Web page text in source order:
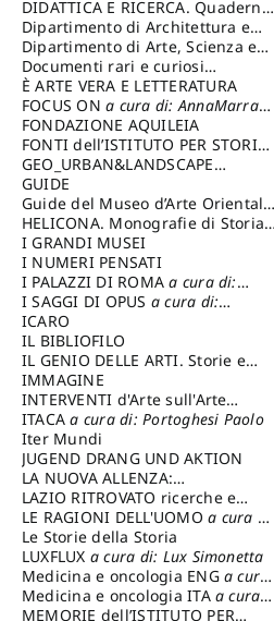
TECNOLOGICAa cura di: Vallicelli
Andrea
DIDATTICA E RICERCA. Quaderni
della Scuola
Dipartimento di Architettura e
Analisi della Città Mediterranea
Dipartimento di Arte, Scienza e
Tecnica del Costuire
Documenti rari e curiosi
dall'Archivio Segreto
È ARTE VERA E LETTERATURA
FOCUS ONa cura di: AnnaMarra
Contemporanea
FONDAZIONE AQUILEIA
FONTI dell’ISTITUTO PER STORIA
DEL RISORGIMENTO
GEO_URBAN&LANDSCAPE
PLANNING (GULP)
Trusiani Elio
GUIDE
Guide del Museo d’Arte Orientale
“Giuseppe Tucci”
HELICONA. Monografie di Storia
dell'Artea cura di: Gallo Marco
I GRANDI MUSEI
I NUMERI PENSATI
I PALAZZI DI ROMAa cura di:
Ippoliti Alessandro
I SAGGI DI OPUS a cura di:
Scalesse Tommaso
ICARO
IL BIBLIOFILO
IL GENIO DELLE ARTI. Storie e
interpretazione
IMMAGINE
INTERVENTI d'Arte sull'Arte
dedicata alla cultura della
conservazione d’arte
Fondazione Paola Droghetti onlus
ITACAa cura di: Portoghesi Paolo
Iter Mundi
JUGEND DRANG UND AKTION
LA NUOVA ALLENZA:
ARCHITETTURA & AMBIENTE
LAZIO RITROVATO ricerche e
restauri
LE RAGIONI DELL'UOMOa cura di:
Lombardi Satriani Luigi
Le Storie della Storia
LUXFLUX a cura di: Lux Simonetta
Medicina e oncologia ENG a cura
di: Lopez Massimo
Medicina e oncologia ITA a cura
di: Lopez Massimo
MEMORIE dell’ISTITUTO PER